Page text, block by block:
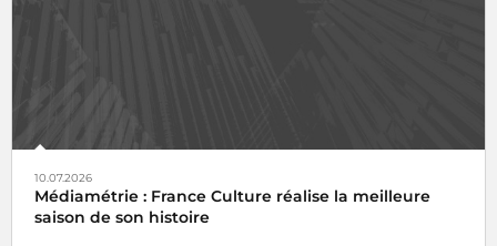
10.07.2026
Médiamétrie : France Culture réalise la meilleure
saison de son histoire